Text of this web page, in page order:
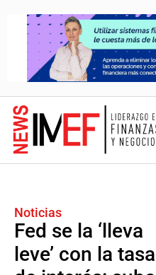
Noticias
Fed se la ‘lleva
leve’ con la tasa